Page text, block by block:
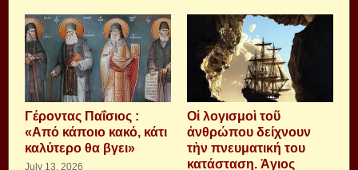
Γέροντας Παΐσιος :
«Από κάποιο κακό, κάτι
καλύτερο θα βγει»
July 13, 2026
Οἱ λογισμοὶ τοῦ
ἀνθρώπου δείχνουν
τὴν πνευματική του
κατάσταση. Ἁγιος